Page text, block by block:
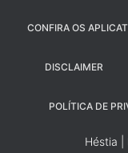
CONFIRA OS
DISCLAIMER
POLÍTICA DE
Héstia |